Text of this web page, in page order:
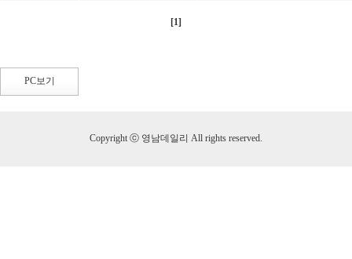
[1]
PC보기
Copyright ⓒ 영남데일리 All rights reserved.